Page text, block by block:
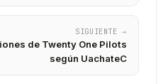
SIGUIENTE →
de Twenty One Pilots
según UachateC